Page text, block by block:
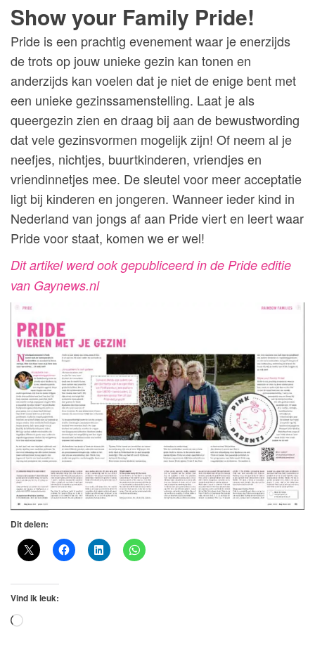
Show your Family Pride!
Pride is een prachtig evenement waar je enerzijds
de trots op jouw unieke gezin kan tonen en
anderzijds kan voelen dat je niet de enige bent met
een unieke gezinssamenstelling. Laat je als
queergezin zien en draag bij aan de bewustwording
dat vele gezinsvormen mogelijk zijn! Of neem al je
neefjes, nichtjes, buurtkinderen, vriendjes en
vriendinnetjes mee. De sleutel voor meer acceptatie
ligt bij kinderen en jongeren. Wanneer ieder kind in
Nederland van jongs af aan Pride viert en leert waar
Pride voor staat, komen we er wel!
Dit artikel werd ook gepubliceerd in de Pride editie
van Gaynews.nl
Dit delen:
Vind ik leuk:
Aan